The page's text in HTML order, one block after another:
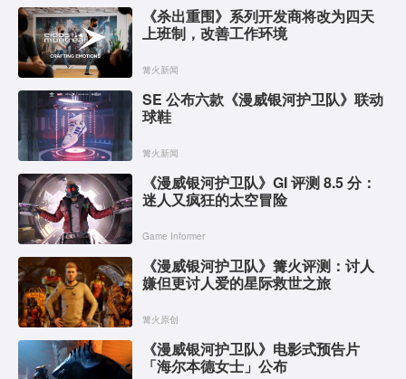
《杀出重围》系列开发商将改为四天
上班制，改善工作环境
篝火新闻
SE 公布六款《漫威银河护卫队》联动
球鞋
篝火新闻
《漫威银河护卫队》GI 评测 8.5 分：
迷人又疯狂的太空冒险
Game Informer
《漫威银河护卫队》篝火评测：讨人
嫌但更讨人爱的星际救世之旅
篝火原创
《漫威银河护卫队》电影式预告片
「海尔本德女士」公布